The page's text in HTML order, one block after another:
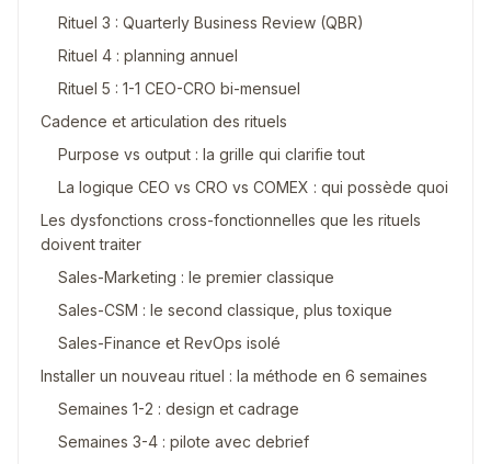
Rituel 3 : Quarterly Business Review (QBR)
Rituel 4 : planning annuel
Rituel 5 : 1-1 CEO-CRO bi-mensuel
Cadence et articulation des rituels
Purpose vs output : la grille qui clarifie tout
La logique CEO vs CRO vs COMEX : qui possède quoi
Les dysfonctions cross-fonctionnelles que les rituels
doivent traiter
Sales-Marketing : le premier classique
Sales-CSM : le second classique, plus toxique
Sales-Finance et RevOps isolé
Installer un nouveau rituel : la méthode en 6 semaines
Semaines 1-2 : design et cadrage
Semaines 3-4 : pilote avec debrief